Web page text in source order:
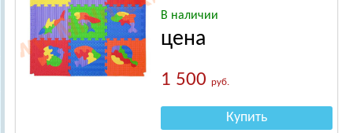
В наличии
цена
1 500руб.
Купить